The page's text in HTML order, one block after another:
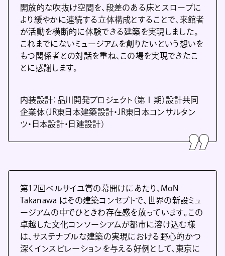
開放的な吹抜け空間を、段差のある床とスロープに
より緩やかに連続する立体構成とすることで、来館者
が活動を横断的に体験できる建築を実現しました。
これまでにないミュージアムを創りたいという想いを
もつ関係者との対話を重ね、この場を実現できたこ
とに感謝します。
内装設計：品川開発プロジェクト（第Ⅰ期）設計共同
企業体（JR東日本建築設計・JR東日本コンサルタン
ツ・日本設計・日建設計）
第12回ベルサイユ賞の幕開けにあたり、MoN
Takanawa はその建築コンセプトで、世界の新設ミュ
ージアムの中でひときわ存在感を放っています。この
卓越した文化コンソーシアムが都市に溶け込む様
は、サステナブルな建築の実現における野心的かつ
深くインスピレーションを与える好例として、東京に